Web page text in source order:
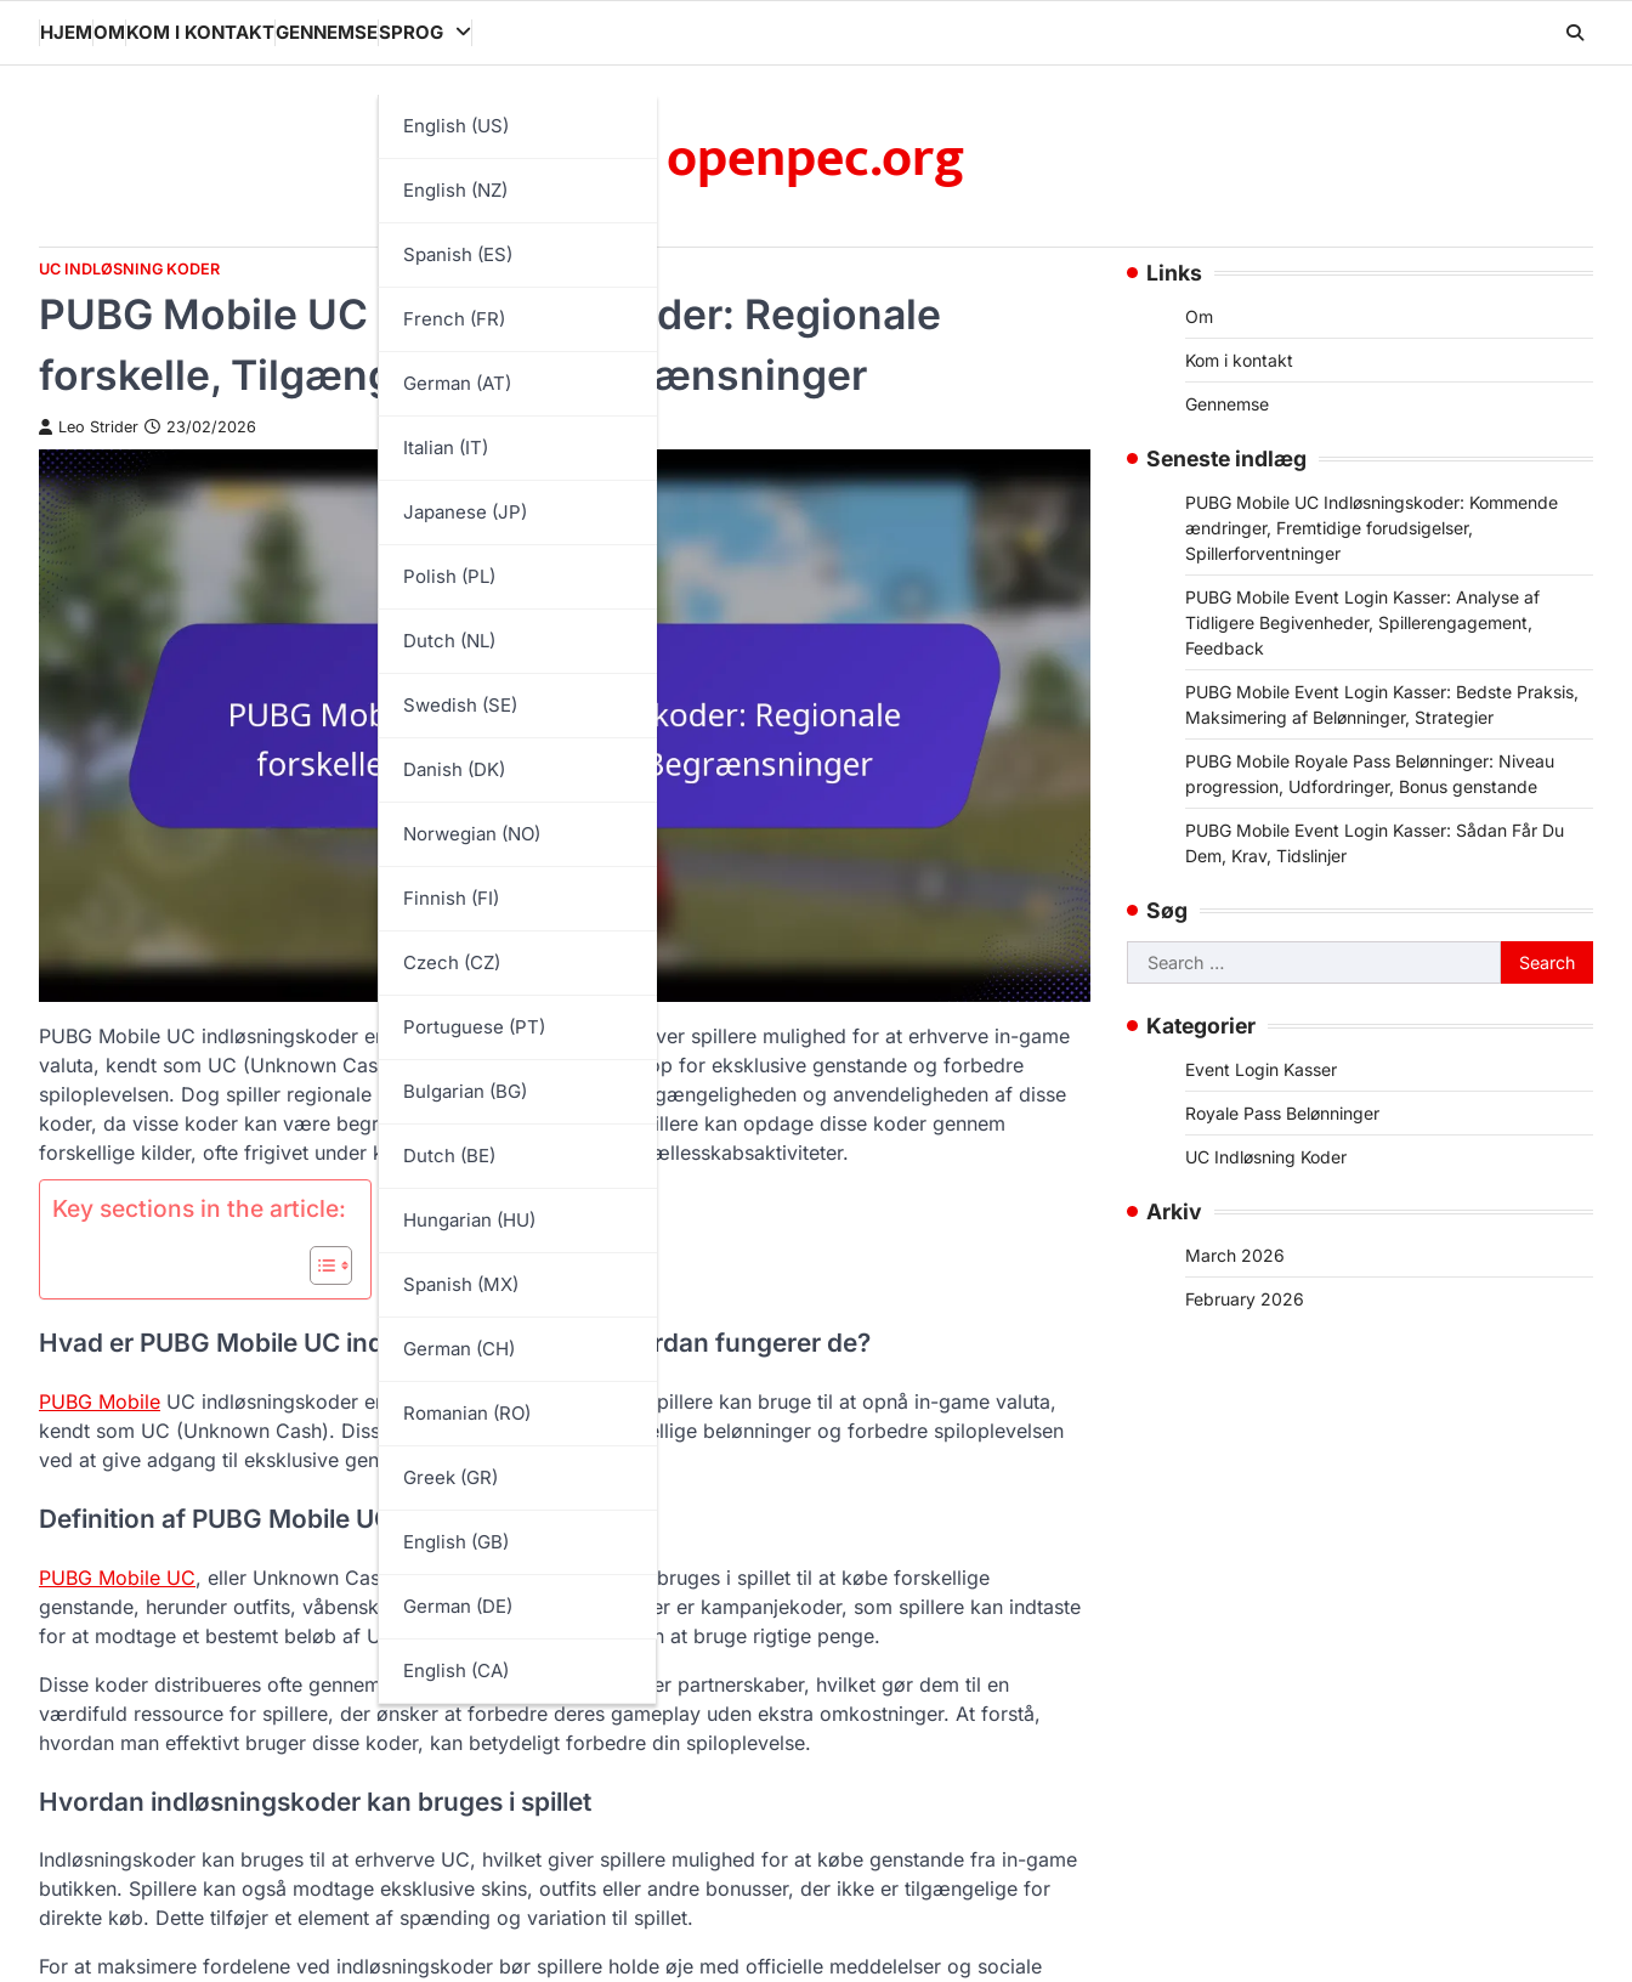
content
HJEMOMKOM I KONTAKTGENNEMSESPROG
English (US)
English (NZ)
Spanish (ES)
French (FR)
German (AT)
Italian (IT)
Japanese (JP)
Polish (PL)
Dutch (NL)
Swedish (SE)
Danish (DK)
Norwegian (NO)
Finnish (FI)
Czech (CZ)
Portuguese (PT)
Bulgarian (BG)
Dutch (BE)
Hungarian (HU)
Spanish (MX)
German (CH)
Romanian (RO)
Greek (GR)
English (GB)
German (DE)
English (CA)
openpec.org
UC INDLØSNING KODER
PUBG Mobile UC Indløsningskoder: Regionale
forskelle, Tilgængelighed, Begrænsninger
Leo Strider 23/02/2026
PUBG Mobile UC indløsningskoder er alfanumeriske strenge, der giver spillere mulighed for at erhverve in-game
valuta, kendt som UC (Unknown Cash), som kan bruges til at låse op for eksklusive genstande og forbedre
spiloplevelsen. Dog spiller regionale forskelle en betydelig rolle i tilgængeligheden og anvendeligheden af disse
koder, da visse koder kan være begrænset til specifikke steder. Spillere kan opdage disse koder gennem
forskellige kilder, ofte frigivet under kampagnebegivenheder eller fællesskabsaktiviteter.
Key sections in the article:
Hvad er PUBG Mobile UC indløsningskoder, og hvordan fungerer de?
PUBG Mobile UC indløsningskoder er alfanumeriske strenge, som spillere kan bruge til at opnå in-game valuta,
kendt som UC (Unknown Cash). Disse koder kan låse op for forskellige belønninger og forbedre spiloplevelsen
ved at give adgang til eksklusive genstande og funktioner.
Definition af PUBG Mobile UC og indløsningskoder
PUBG Mobile UC, eller Unknown Cash, er den premium valuta, der bruges i spillet til at købe forskellige
genstande, herunder outfits, våbenskind og kasser. Indløsningskoder er kampanjekoder, som spillere kan indtaste
for at modtage et bestemt beløb af UC eller andre belønninger uden at bruge rigtige penge.
Disse koder distribueres ofte gennem begivenheder, kampagner eller partnerskaber, hvilket gør dem til en
værdifuld ressource for spillere, der ønsker at forbedre deres gameplay uden ekstra omkostninger. At forstå,
hvordan man effektivt bruger disse koder, kan betydeligt forbedre din spiloplevelse.
Hvordan indløsningskoder kan bruges i spillet
Indløsningskoder kan bruges til at erhverve UC, hvilket giver spillere mulighed for at købe genstande fra in-game
butikken. Spillere kan også modtage eksklusive skins, outfits eller andre bonusser, der ikke er tilgængelige for
direkte køb. Dette tilføjer et element af spænding og variation til spillet.
For at maksimere fordelene ved indløsningskoder bør spillere holde øje med officielle meddelelser og sociale
Links
Om
Kom i kontakt
Gennemse
Seneste indlæg
PUBG Mobile UC Indløsningskoder: Kommende
ændringer, Fremtidige forudsigelser,
Spillerforventninger
PUBG Mobile Event Login Kasser: Analyse af
Tidligere Begivenheder, Spillerengagement,
Feedback
PUBG Mobile Event Login Kasser: Bedste Praksis,
Maksimering af Belønninger, Strategier
PUBG Mobile Royale Pass Belønninger: Niveau
progression, Udfordringer, Bonus genstande
PUBG Mobile Event Login Kasser: Sådan Får Du
Dem, Krav, Tidslinjer
Søg
Search
for:
Kategorier
Event Login Kasser
Royale Pass Belønninger
UC Indløsning Koder
Arkiv
March 2026
February 2026